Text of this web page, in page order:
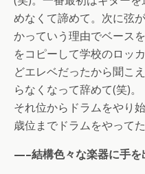
めなくて諦めて。次に弦
かっていう理由でベース
をコピーして学校のロッ
どエレベだったから聞こ
らなくなって辞めて(笑)。
それ位からドラムをやり
歳位までドラムをやってた
—–結構色々な楽器に手を